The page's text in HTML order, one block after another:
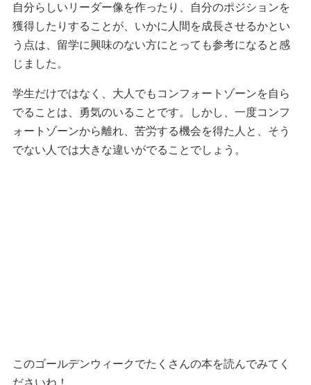
自分らしいリーダー像を作ったり、自分のポジションを
獲得したりすることが、いかに人間を成長させるかとい
う点は、留学に興味のない方にとっても参考になると感
じました。
学生だけではなく、大人でもコンフォートゾーンを自ら
でることは、勇気のいることです。しかし、一度コンフ
ォートゾーンから離れ、苦労する機会を得た人と、そう
でない人では大きな違いがでることでしょう。
このゴールデンウィークでたくさんの本を読んでみてく